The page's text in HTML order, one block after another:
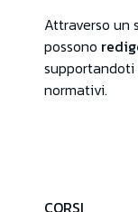
Attraverso un
possono
supportandoti
normativi.
CORSI